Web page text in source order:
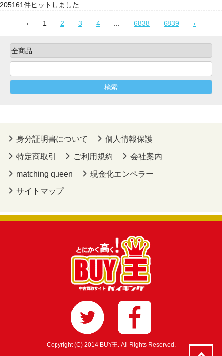
205161件ヒットしました
‹ 1 2 3 4 6838 6839 ›
身分証明書について 個人情報保護
特定商取引 ご利用規約 会社案内
matching queen 現金化エンペラー
サイトマップ
Copyright (C) 2014 BUY王. All Rights Reserved.